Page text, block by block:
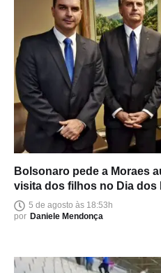
Bolsonaro pede a Moraes
visita dos filhos no Dia dos
5 de agosto às 18:53h
por Daniele Mendonça